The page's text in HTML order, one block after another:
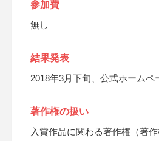
参加費
無し
結果発表
2018年3月下旬、公式ホームペ
著作権の扱い
入賞作品に関わる著作権（著